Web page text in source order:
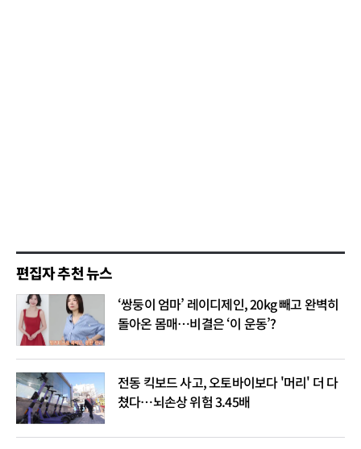
편집자 추천 뉴스
‘쌍둥이 엄마’ 레이디제인, 20kg 빼고 완벽히
돌아온 몸매…비결은 ‘이 운동’?
전동 킥보드 사고, 오토바이보다 '머리' 더 다
쳤다…뇌손상 위험 3.45배